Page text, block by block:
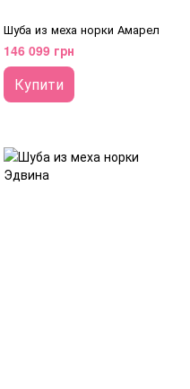
Шуба из меха норки Амарел
146 099 грн
Купити